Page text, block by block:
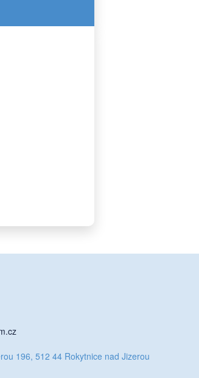
196, 512 44 Rokytnice nad Jizerou